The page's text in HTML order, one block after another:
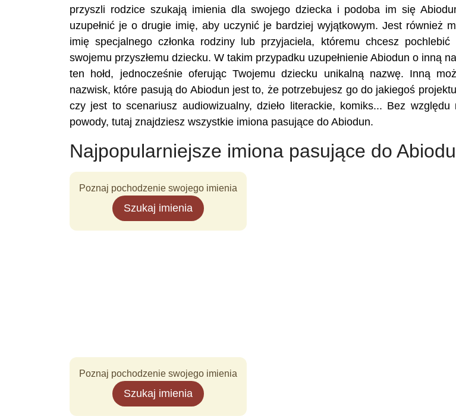
przyszli rodzice szukają imienia dla swojego dziecka i podoba im się
uzupełnić je o drugie imię, aby uczynić je bardziej wyjątkowym. Jest również
imię specjalnego członka rodziny lub przyjaciela, któremu chcesz
swojemu przyszłemu dziecku. W takim przypadku uzupełnienie Abiodun o inną
ten hołd, jednocześnie oferując Twojemu dziecku unikalną nazwę. Inną
nazwisk, które pasują do Abiodun jest to, że potrzebujesz go do jakiegoś
czy jest to scenariusz audiowizualny, dzieło literackie, komiks... Bez
powody, tutaj znajdziesz wszystkie imiona pasujące do Abiodun.
Najpopularniejsze imiona pasujące do
Poznaj pochodzenie swojego imienia
Szukaj imienia
Poznaj pochodzenie swojego imienia
Szukaj imienia